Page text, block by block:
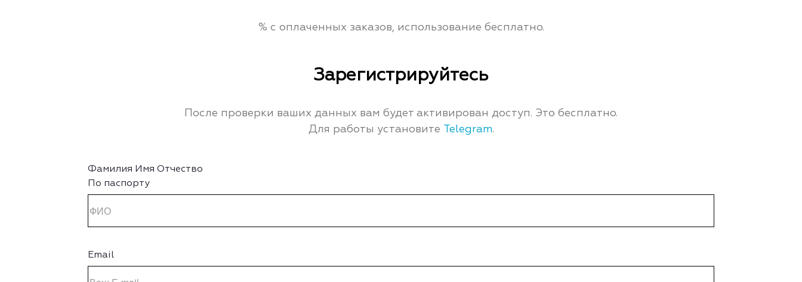
% c оплаченных заказов, использование бесплатно.
Зарегистрируйтесь
После проверки ваших данных вам будет активирован доступ. Это бесплатно.
Для работы установите
Telegram.
Фамилия Имя Отчество
По паспорту
Email